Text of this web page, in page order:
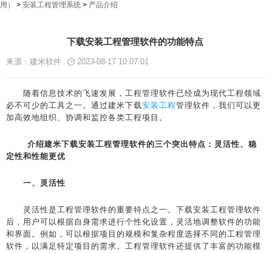
用）
> 安装工程管理系统 > 产品介绍
下载安装工程管理软件的功能特点
来源：建米软件 2023-08-17 10:07:01
随着信息技术的飞速发展，工程管理软件已经成为现代工程领域
必不可少的工具之一。通过建米下载安装工程管理软件，我们可以更
加高效地组织、协调和监控各类工程项目。
介绍建米下载安装工程管理软件的三个突出特点：灵活性、稳
定性和性能更优
一、灵活性
灵活性是工程管理软件的重要特点之一。下载安装工程管理软件
后，用户可以根据自身需求进行个性化设置，灵活地调整软件的功能
和界面。例如，可以根据项目的规模和复杂程度选择不同的工程管理
软件，以满足特定项目的需求。工程管理软件还提供了丰富的功能模